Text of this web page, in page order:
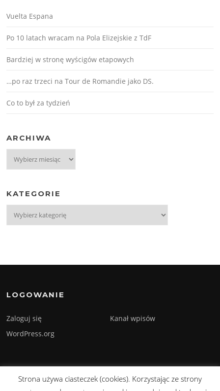
Vuelta Espana
Po 10 latach wracam na Pola Elizejskie z TdF
Bardziej w stronę wyścigów etapowych
…po raz trzeci na Tour de Romandie jako DS.
Co to był za tydzień
ARCHIWA
KATEGORIE
LOGOWANIE
Zaloguj się
Kanał wpisów
WordPress.org
Prawa autorskie © 2026 Sylwester Szmyd. Wszelkie prawa zastrzeżone.
Strona używa ciasteczek (cookies). Korzystając ze strony